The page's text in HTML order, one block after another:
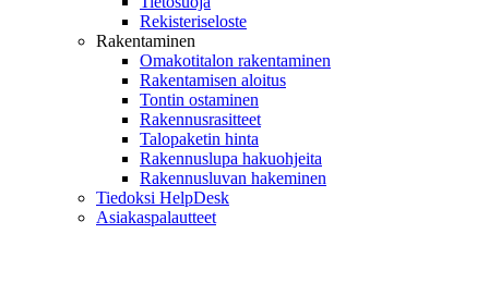
Rekisteriseloste
Rakentaminen
Omakotitalon rakentaminen
Rakentamisen aloitus
Tontin ostaminen
Rakennusrasitteet
Talopaketin hinta
Rakennuslupa hakuohjeita
Rakennusluvan hakeminen
Tiedoksi HelpDesk
Asiakaspalautteet